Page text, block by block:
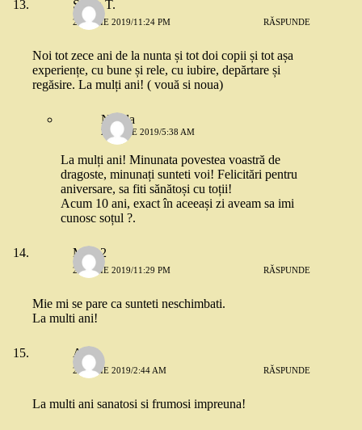
Silvia T.
25 IULIE 2019/11:24 PM RĂSPUNDE
Noi tot zece ani de la nunta și tot doi copii și tot așa
experiențe, cu bune și rele, cu iubire, depărtare și
regăsire. La mulți ani! ( vouă si noua)
Nicola
26 IULIE 2019/5:38 AM
La mulți ani! Minunata povestea voastră de
dragoste, minunați sunteti voi! Felicitări pentru
aniversare, sa fiti sănătoși cu toții!
Acum 10 ani, exact în aceeași zi aveam sa imi
cunosc soțul ?.
Mira 2
25 IULIE 2019/11:29 PM RĂSPUNDE
Mie mi se pare ca sunteti neschimbati.
La multi ani!
Adr
26 IULIE 2019/2:44 AM RĂSPUNDE
La multi ani sanatosi si frumosi impreuna!